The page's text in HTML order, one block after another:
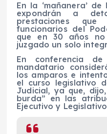
En la ‘mañanera’
expondrán a
prestaciones
funcionarios del
que en 30 años
juzgado un solo
En conferencia
mandatario
los amparos e
el curso legislativo
Judicial, ya que,
burda” en las
Ejecutivo y